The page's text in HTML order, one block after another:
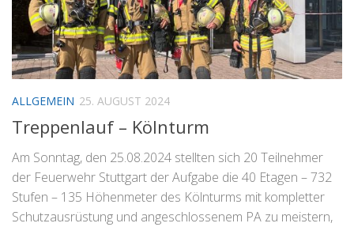
ALLGEMEIN 25. AUGUST 2024
Treppenlauf – Kölnturm
Am Sonntag, den 25.08.2024 stellten sich 20 Teilnehmer
der Feuerwehr Stuttgart der Aufgabe die 40 Etagen – 732
Stufen – 135 Höhenmeter des Kölnturms mit kompletter
Schutzausrüstung und angeschlossenem PA zu meistern,